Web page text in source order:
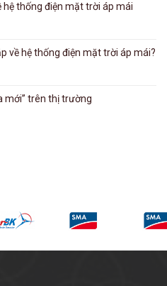
hệ thống điện mặt trời áp mái
về hệ thống điện mặt trời áp mái?
mới” trên thị trường